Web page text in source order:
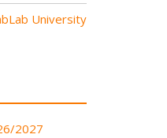
University
2027